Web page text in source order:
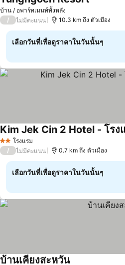
บ้าน / อพาร์ทเมนท์ทั้งหลัง
/ ไม่มีคะแนน 10.3 km ถึง ตัวเมือง
เลือกวันที่เพื่อดูราคาในวันนั้นๆ
2 ดาวโรงแรม
Kim Jek Cin 2 Hotel - โรง
/ ไม่มีคะแนน 0.7 km ถึง ตัวเมือง
เลือกวันที่เพื่อดูราคาในวันนั้นๆ
บ้านเคียงสะหวัน